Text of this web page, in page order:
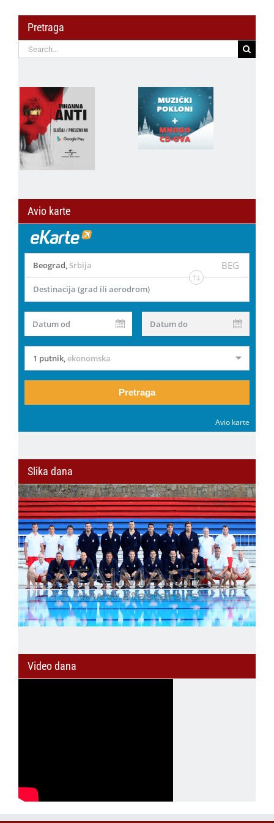
Pretraga
Search
for:
Avio karte
Beograd, Srbija BEG
Destinacija (grad ili aerodrom)
Datum od Datum do
1 putnik,ekonomska
Pretraga
Avio karte
Slika dana
Video dana